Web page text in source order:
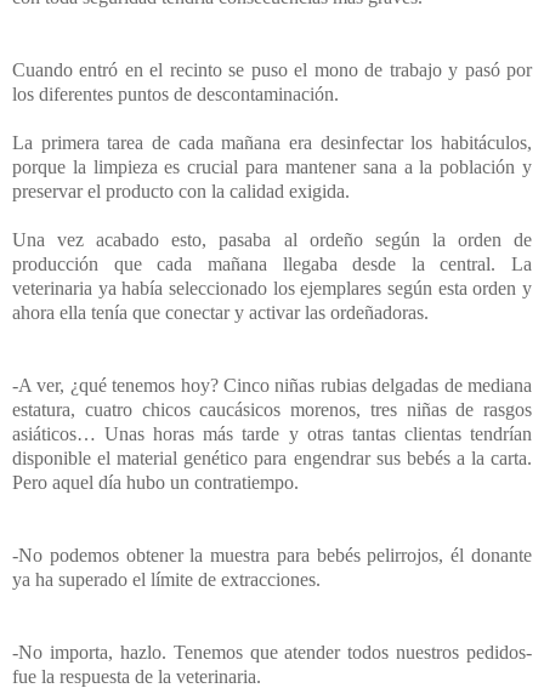
Cuando entró en el recinto se puso el mono de trabajo y pasó por
los diferentes puntos de descontaminación.
La primera tarea de cada mañana era desinfectar los habitáculos,
porque la limpieza es crucial para mantener sana a la población y
preservar el producto con la calidad exigida.
Una vez acabado esto, pasaba al ordeño según la orden de
producción que cada mañana llegaba desde la central. La
veterinaria ya había seleccionado los ejemplares según esta orden y
ahora ella tenía que conectar y activar las ordeñadoras.
-A ver, ¿qué tenemos hoy? Cinco niñas rubias delgadas de mediana
estatura, cuatro chicos caucásicos morenos, tres niñas de rasgos
asiáticos… Unas horas más tarde y otras tantas clientas tendrían
disponible el material genético para engendrar sus bebés a la carta.
Pero aquel día hubo un contratiempo.
-No podemos obtener la muestra para bebés pelirrojos, él donante
ya ha superado el límite de extracciones.
-No importa, hazlo. Tenemos que atender todos nuestros pedidos-
fue la respuesta de la veterinaria.